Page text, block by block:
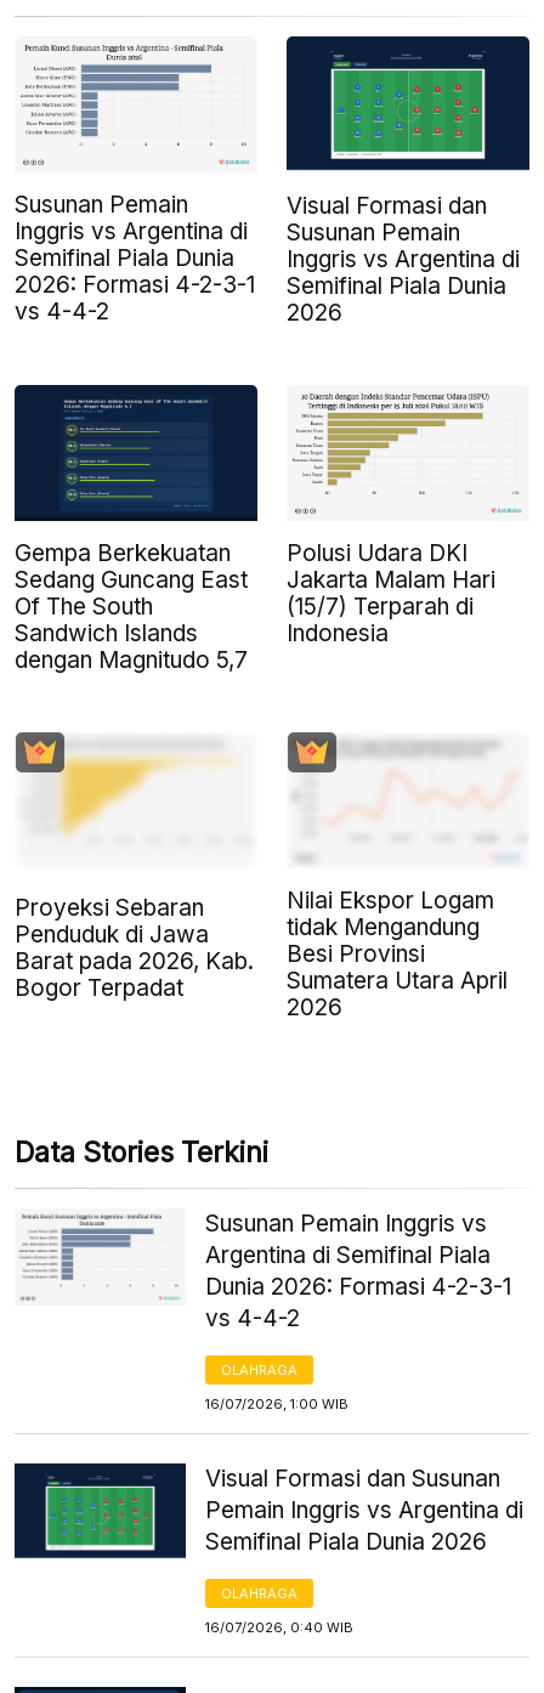
Susunan Pemain
Inggris vs Argentina di
Semifinal Piala Dunia
2026: Formasi 4-2-3-1
vs 4-4-2
Visual Formasi dan
Susunan Pemain
Inggris vs Argentina di
Semifinal Piala Dunia
2026
Gempa Berkekuatan
Sedang Guncang East
Of The South
Sandwich Islands
dengan Magnitudo 5,7
Polusi Udara DKI
Jakarta Malam Hari
(15/7) Terparah di
Indonesia
Proyeksi Sebaran
Penduduk di Jawa
Barat pada 2026, Kab.
Bogor Terpadat
Nilai Ekspor Logam
tidak Mengandung
Besi Provinsi
Sumatera Utara April
2026
Data Stories Terkini
Susunan Pemain Inggris vs
Argentina di Semifinal Piala
Dunia 2026: Formasi 4-2-3-1
vs 4-4-2
OLAHRAGA
16/07/2026, 1:00 WIB
Visual Formasi dan Susunan
Pemain Inggris vs Argentina di
Semifinal Piala Dunia 2026
OLAHRAGA
16/07/2026, 0:40 WIB